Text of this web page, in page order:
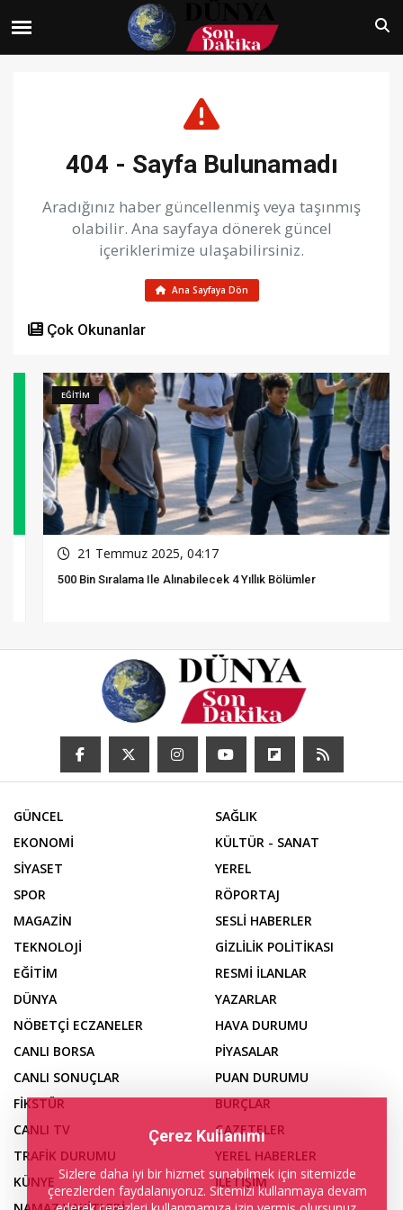
404 - Sayfa Bulunamadı
Aradığınız haber güncellenmiş veya taşınmış
olabilir. Ana sayfaya dönerek güncel
içeriklerimize ulaşabilirsiniz.
Ana Sayfaya Dön
Çok Okunanlar
EĞİTİM
21 Temmuz 2025, 04:17
500 Bin Sıralama Ile Alınabilecek 4 Yıllık Bölümler
GÜNCEL
EKONOMİ
SİYASET
SPOR
MAGAZİN
TEKNOLOJİ
EĞİTİM
DÜNYA
SAĞLIK
KÜLTÜR - SANAT
YEREL
RÖPORTAJ
SESLİ HABERLER
GİZLİLİK POLİTİKASI
RESMİ İLANLAR
YAZARLAR
NÖBETÇİ ECZANELER
CANLI BORSA
CANLI SONUÇLAR
FİKSTÜR
CANLI TV
TRAFİK DURUMU
KÜNYE
HAVA DURUMU
PİYASALAR
PUAN DURUMU
BURÇLAR
GAZETELER
YEREL HABERLER
İLETİŞİM
Çerez Kullanımı
Sizlere daha iyi bir hizmet sunabilmek için sitemizde
çerezlerden faydalanıyoruz. Sitemizi kullanmaya devam